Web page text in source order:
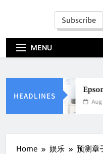
地产经纪行业蓬勃发展
Subscribe
MENU
HEADLINES
Aug
Home 娱乐 预测章